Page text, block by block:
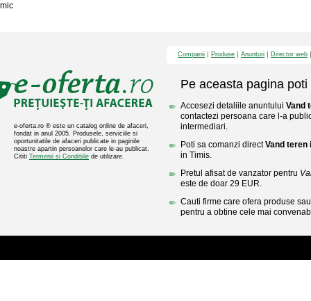
mic
e-oferta.ro ® este un catalog online de afaceri,
fondat in anul 2005. Produsele, serviciile si
oportunitatile de afaceri publicate in paginile
noastre apartin persoanelor care le-au publicat.
Cititi Termenii si Conditiile de utilizare.
Companii Produse Anunturi Director web
Pe aceasta pagina poti
Accesezi detaliile anuntului Vand
contactezi persoana care l-a
intermediari.
Poti sa comanzi directVand teren
in Timis.
Pretul afisat de vanzator pentru
este de doar 29 EUR.
Cauti firme care ofera produse
pentru a obtine cele mai